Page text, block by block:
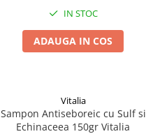
IN STOC
ADAUGA IN COS
Vitalia
Sampon Antiseboreic cu Sulf si
Echinaceea 150gr Vitalia